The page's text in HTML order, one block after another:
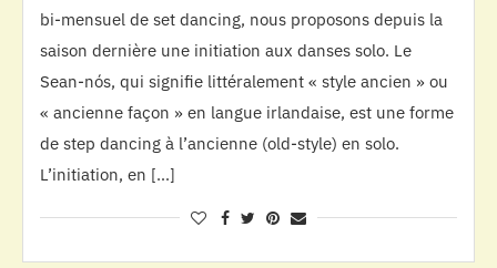
bi-mensuel de set dancing, nous proposons depuis la
saison dernière une initiation aux danses solo. Le
Sean-nós, qui signifie littéralement « style ancien » ou
« ancienne façon » en langue irlandaise, est une forme
de step dancing à l’ancienne (old-style) en solo.
L’initiation, en […]